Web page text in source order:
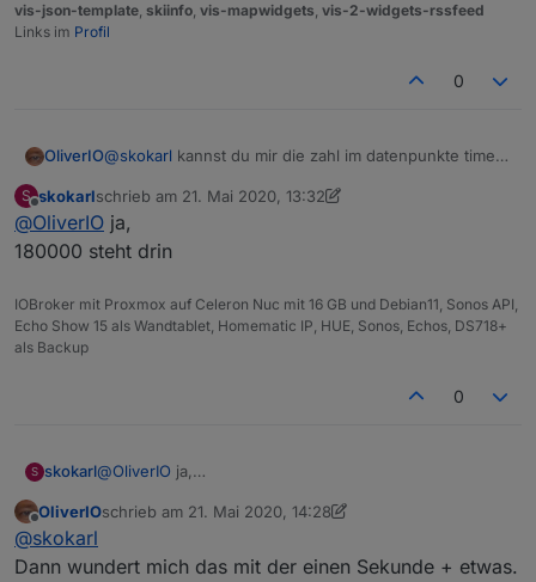
vis-json-template, skiinfo, vis-mapwidgets, vis-2-widgets-rssfeed
Links im Profil
0
OliverIO@skokarl kannst du mir die zahl im datenpunkte timer
da müsste eigentlich 180000 (3 * 60 * 60 * 1000) drin
stehen.
S
Offline
skokarlschrieb am 21. Mai 2020, 13:32
zuletzt editiert von skokarl
@OliverIO ja,
180000 steht drin
IOBroker mit Proxmox auf Celeron Nuc mit 16 GB und Debian11, Sonos API,
Echo Show 15 als Wandtablet, Homematic IP, HUE, Sonos, Echos, DS718+
als Backup
0
S skokarl@OliverIO ja,
Offline
OliverIOschrieb am 21. Mai 2020, 14:28
zuletzt editiert von OliverIO
@skokarl
Dann wundert mich das mit der einen Sekunde + etwas.